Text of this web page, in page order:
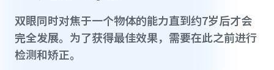
双眼同时对焦于一个物体的能力直到约7岁后才会
完全发展。为了获得最佳效果，需要在此之前进行
检测和矫正。